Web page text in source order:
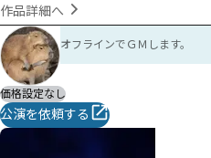
作品詳細へ
オフラインでＧＭします。
価格設定なし
公演を依頼する